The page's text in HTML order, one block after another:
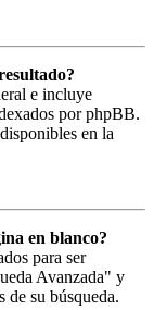
e incluye
por phpBB.
en la
en blanco?
para ser
Avanzada" y
de su búsqueda.